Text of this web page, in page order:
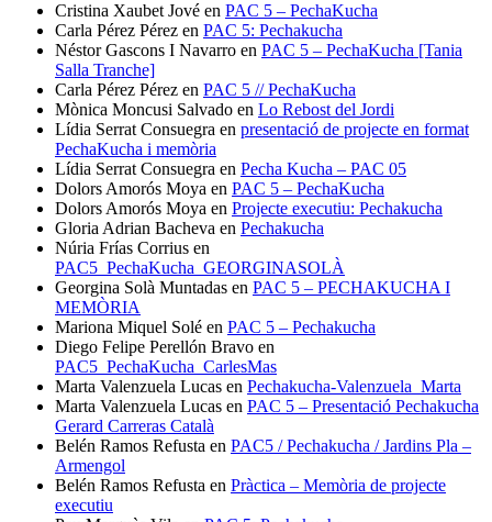
Cristina Xaubet Jové en PAC 5 – PechaKucha
Carla Pérez Pérez en PAC 5: Pechakucha
Néstor Gascons I Navarro en PAC 5 – PechaKucha [Tania
Salla Tranche]
Carla Pérez Pérez en PAC 5 // PechaKucha
Mònica Moncusi Salvado en Lo Rebost del Jordi
Lídia Serrat Consuegra en presentació de projecte en format
PechaKucha i memòria
Lídia Serrat Consuegra en Pecha Kucha – PAC 05
Dolors Amorós Moya en PAC 5 – PechaKucha
Dolors Amorós Moya en Projecte executiu: Pechakucha
Gloria Adrian Bacheva en Pechakucha
Núria Frías Corrius en
PAC5_PechaKucha_GEORGINASOLÀ
Georgina Solà Muntadas en PAC 5 – PECHAKUCHA I
MEMÒRIA
Mariona Miquel Solé en PAC 5 – Pechakucha
Diego Felipe Perellón Bravo en
PAC5_PechaKucha_CarlesMas
Marta Valenzuela Lucas en Pechakucha-Valenzuela_Marta
Marta Valenzuela Lucas en PAC 5 – Presentació Pechakucha
Gerard Carreras Català
Belén Ramos Refusta en PAC5 / Pechakucha / Jardins Pla –
Armengol
Belén Ramos Refusta en Pràctica – Memòria de projecte
executiu